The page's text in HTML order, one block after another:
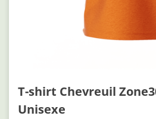
T-shirt Chevreuil
Unisexe